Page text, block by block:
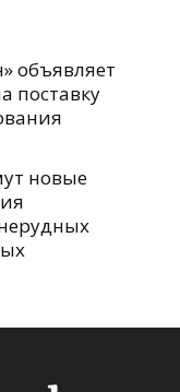
объявляет
поставку
новые